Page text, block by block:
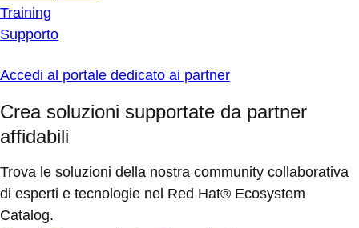
Training
Supporto
Accedi al portale dedicato ai partner
Crea soluzioni supportate da partner
affidabili
Trova le soluzioni della nostra community collaborativa
di esperti e tecnologie nel Red Hat® Ecosystem
Catalog.